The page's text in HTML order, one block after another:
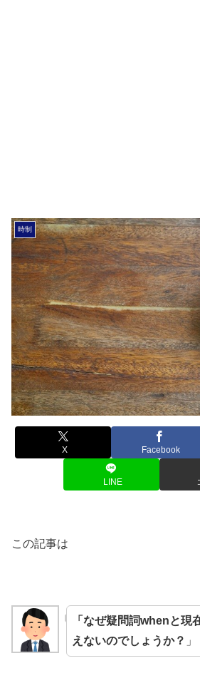
時制
X Facebook
LINE
この記事は
「なぜ疑問詞whenと現
えないのでしょうか？ 」